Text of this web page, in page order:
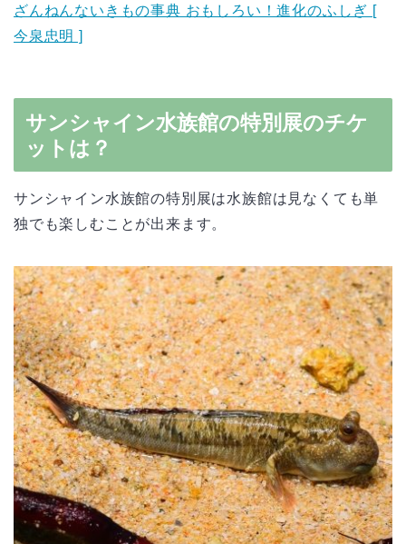
ざんねんないきもの事典 おもしろい！進化のふしぎ [
今泉忠明 ]
サンシャイン水族館の特別展のチケ
ットは？
サンシャイン水族館の特別展は水族館は見なくても単
独でも楽しむことが出来ます。